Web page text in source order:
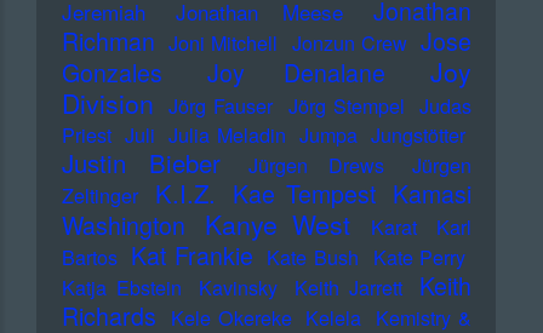
Jeremiah
Jonathan Meese
Jonathan
Richman Joni Mitchell Jonzun Crew Jose
Gonzales
Joy Denalane
Joy
Division Jörg Fauser Jörg Stempel Judas
Priest Juli Julia Meladin Jumpa Jungstötter
Justin Bieber Jürgen Drews
Jürgen
Zeltinger
K.I.Z. Kae Tempest Kamasi
Washington
Kanye West Karat
Karl
Bartos Kat Frankie Kate Bush Kate Perry
Katja Ebstein
Kavinsky Keith Jarrett
Keith
Richards Kele Okereke Kelela Kemistry &